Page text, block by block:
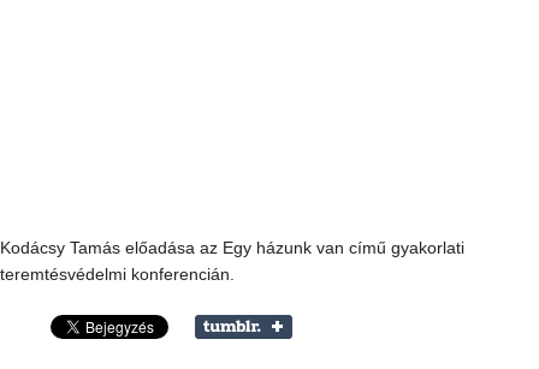
Kodácsy Tamás előadása az Egy házunk van című gyakorlati
teremtésvédelmi konferencián.